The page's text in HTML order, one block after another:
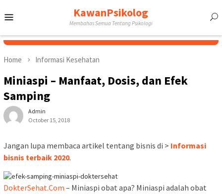
to
KawanPsikolog
Membahas Semua Tentang Psikologi
Home Informasi Kesehatan
Miniaspi – Manfaat, Dosis, dan Efek
Samping
Admin
October 15, 2018
Jangan lupa membaca artikel tentang bisnis di > Informasi
bisnis terbaik 2020.
DokterSehat.Com – Miniaspi obat apa? Miniaspi adalah obat